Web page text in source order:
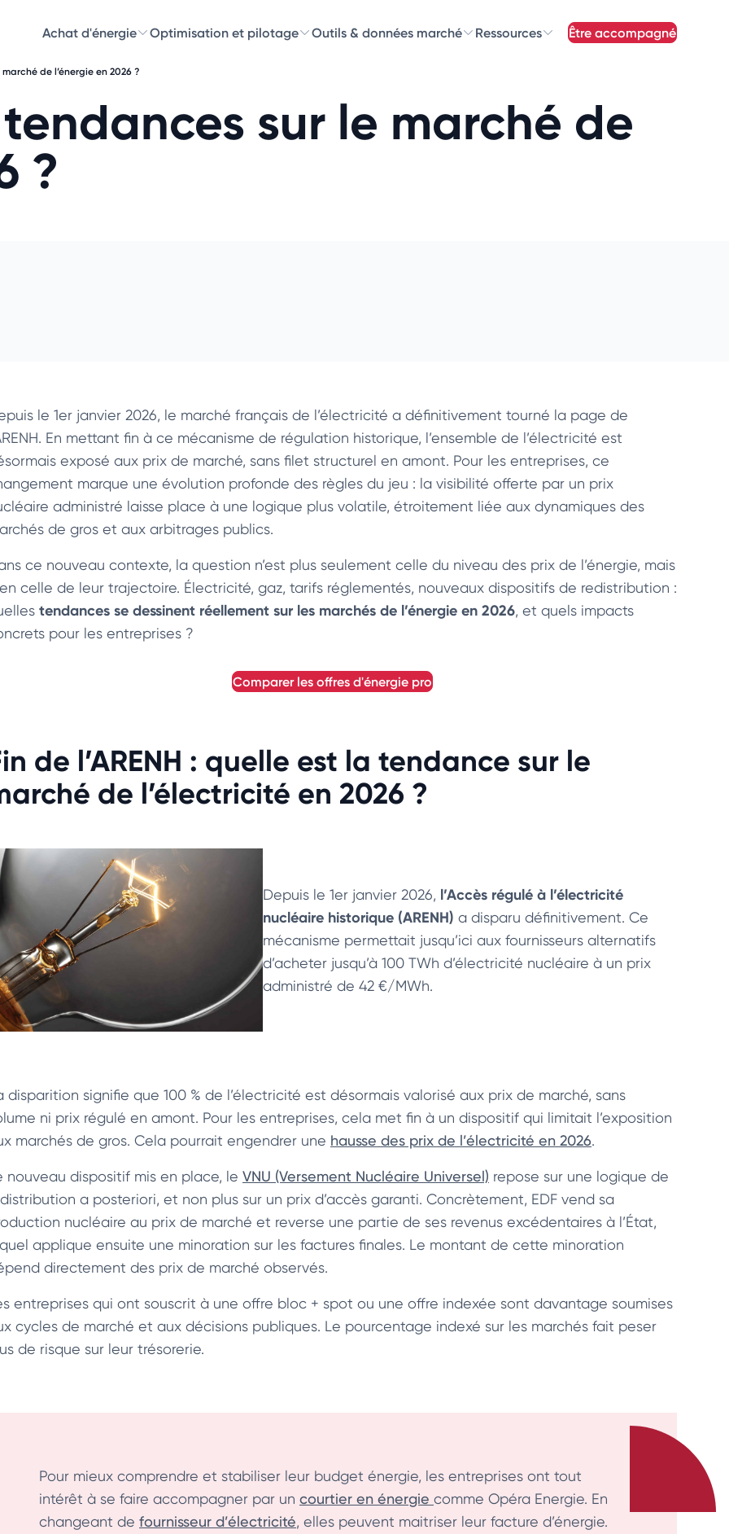
Achat d'énergie Optimisation et pilotage Outils & données marché Ressources être accompagné
de l’énergie en 2026 ?
sur le marché de
?
le 1er janvier 2026, le marché français de l’électricité a définitivement tourné la page de
En mettant fin à ce mécanisme de régulation historique, l’ensemble de l’électricité est
exposé aux prix de marché, sans filet structurel en amont. Pour les entreprises, ce
marque une évolution profonde des règles du jeu : la visibilité offerte par un prix
administré laisse place à une logique plus volatile, étroitement liée aux dynamiques des
de gros et aux arbitrages publics.
ce nouveau contexte, la question n’est plus seulement celle du niveau des prix de l’énergie, mais
celle de leur trajectoire. Électricité, gaz, tarifs réglementés, nouveaux dispositifs de redistribution :
tendances se dessinent réellement sur les marchés de l’énergie en 2026, et quels impacts
pour les entreprises ?
comparer les offres d'énergie pro
de l’ARENH : quelle est la tendance sur le
de l’électricité en 2026 ?
Depuis le 1er janvier 2026, l’Accès régulé à l’électricité
nucléaire historique (ARENH) a disparu définitivement. Ce
mécanisme permettait jusqu’ici aux fournisseurs alternatifs
d’acheter jusqu’à 100 TWh d’électricité nucléaire à un prix
administré de 42 €/MWh.
disparition signifie que 100 % de l’électricité est désormais valorisé aux prix de marché, sans
ni prix régulé en amont. Pour les entreprises, cela met fin à un dispositif qui limitait l’exposition
marchés de gros. Cela pourrait engendrer une hausse des prix de l’électricité en 2026.
nouveau dispositif mis en place, le VNU (Versement Nucléaire Universel) repose sur une logique de
a posteriori, et non plus sur un prix d’accès garanti. Concrètement, EDF vend sa
nucléaire au prix de marché et reverse une partie de ses revenus excédentaires à l’État,
applique ensuite une minoration sur les factures finales. Le montant de cette minoration
directement des prix de marché observés.
entreprises qui ont souscrit à une offre bloc + spot ou une offre indexée sont davantage soumises
cycles de marché et aux décisions publiques. Le pourcentage indexé sur les marchés fait peser
de risque sur leur trésorerie.
Pour mieux comprendre et stabiliser leur budget énergie, les entreprises ont tout
intérêt à se faire accompagner par un courtier en énergie comme Opéra Energie. En
changeant de fournisseur d’électricité, elles peuvent maitriser leur facture d’énergie.
Découvrez nos newsletters
Choisissez les newsletters qui vous intéressent